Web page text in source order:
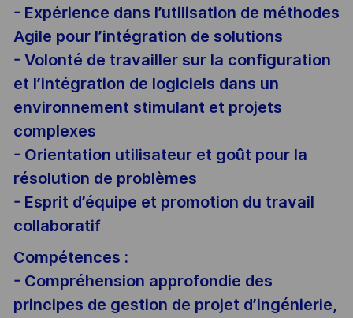
- Expérience dans l’utilisation de méthodes
Agile pour l’intégration de solutions
- Volonté de travailler sur la configuration
et l’intégration de logiciels dans un
environnement stimulant et projets
complexes
- Orientation utilisateur et goût pour la
résolution de problèmes
- Esprit d’équipe et promotion du travail
collaboratif
Compétences :
- Compréhension approfondie des
principes de gestion de projet d’ingénierie,